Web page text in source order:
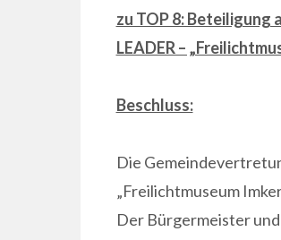
zu TOP 8: Beteiligung
LEADER –
Beschluss:
Die
„Freilichtmuseum
Der Bürgermeister